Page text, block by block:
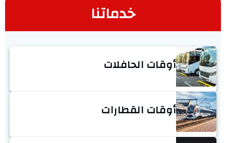
خدماتنا
أوقات الحافلات
أوقات القطارات